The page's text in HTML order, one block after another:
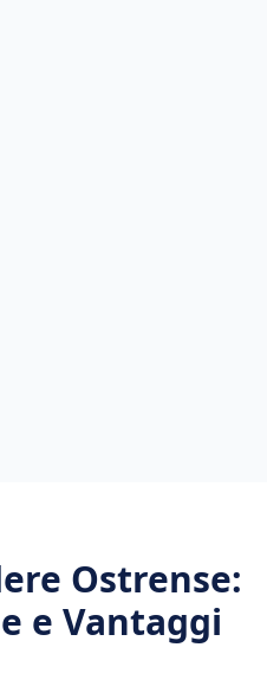
Ostrense:
e Vantaggi